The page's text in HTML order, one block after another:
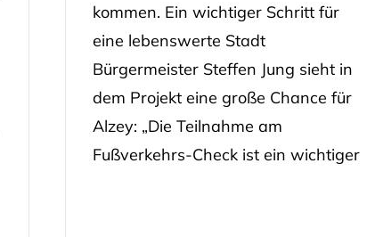
kommen. Ein wichtiger Schritt für
eine lebenswerte Stadt
Bürgermeister Steffen Jung sieht in
dem Projekt eine große Chance für
Alzey: „Die Teilnahme am
Fußverkehrs-Check ist ein wichtiger